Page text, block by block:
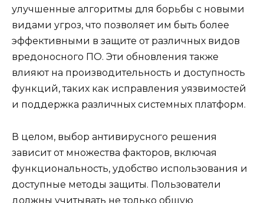
улучшенные алгоритмы для борьбы с новыми
видами угроз, что позволяет им быть более
эффективными в защите от различных видов
вредоносного ПО. Эти обновления также
влияют на производительность и доступность
функций, таких как исправления уязвимостей
и поддержка различных системных платформ.
В целом, выбор антивирусного решения
зависит от множества факторов, включая
функциональность, удобство использования и
доступные методы защиты. Пользователи
должны учитывать не только общую